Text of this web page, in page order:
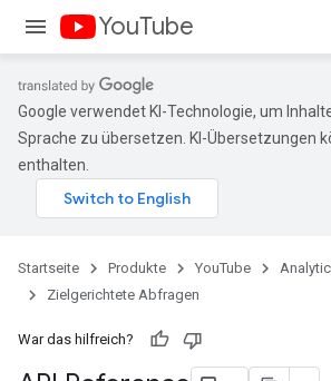
YouTube
Google verwendet KI-Technologie, um
Sprache zu übersetzen. KI-Übersetzungen
enthalten.
Startseite Produkte YouTube
Zielgerichtete Abfragen
War das hilfreich?